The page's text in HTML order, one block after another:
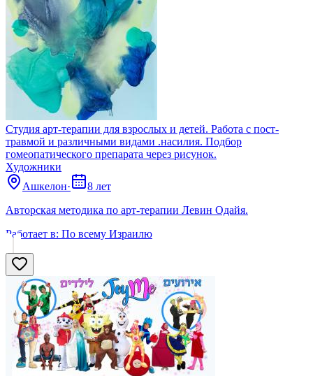
Студия арт-терапии для взрослых и детей. Работа с пост-
травмой и различными видами .насилия. Подбор
гомеопатического препарата через рисунок.
Художники
Ашкелон·
8 лет
Авторская методика по арт-терапии Левин Одайя.
Работает в: По всему Израилю